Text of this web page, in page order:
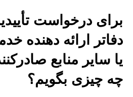
برای درخواست
دفاتر ارائه دهنده
یا سایر منابع
چه چیزی بگویم؟